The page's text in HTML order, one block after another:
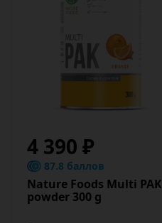
4 390 ₽
87.8 баллов
Nature Foods Multi PAK
powder 300 g